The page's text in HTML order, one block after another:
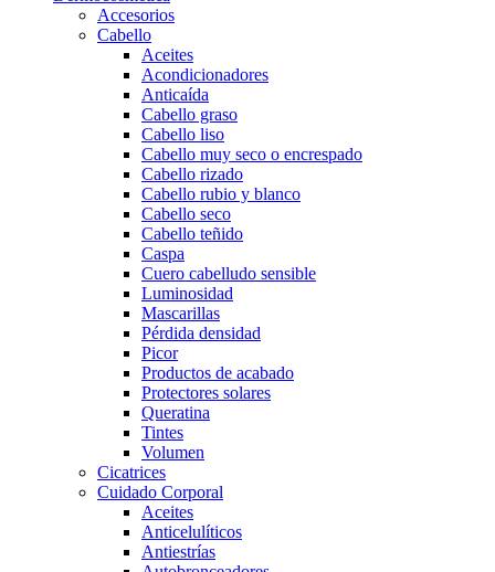
Accesorios
Cabello
Aceites
Acondicionadores
Anticaída
Cabello graso
Cabello liso
Cabello muy seco o encrespado
Cabello rizado
Cabello rubio y blanco
Cabello seco
Cabello teñido
Caspa
Cuero cabelludo sensible
Luminosidad
Mascarillas
Pérdida densidad
Picor
Productos de acabado
Protectores solares
Queratina
Tintes
Volumen
Cicatrices
Cuidado Corporal
Aceites
Anticelulíticos
Antiestrías